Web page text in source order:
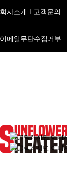
회사소개 고객문의
이메일무단수집거부